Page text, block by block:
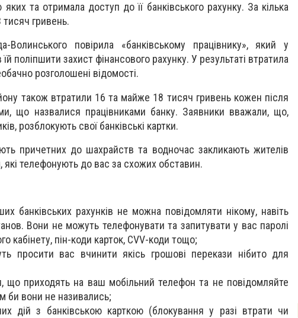
та отримала доступ до її банківського рахунку. За кілька
гривень.
Волинського повірила «банківському працівнику», який у
поліпшити захист фінансового рахунку. У результаті втратила
розголошені відомості.
також втратили 16 та майже 18 тисяч гривень кожен після
що назвалися працівниками банку. Заявники вважали, що,
розблокують свої банківські картки.
причетних до шахрайств та водночас закликають жителів
які телефонують до вас за схожих обставин.
банківських рахунків не можна повідомляти нікому, навіть
Вони не можуть телефонувати та запитувати у вас паролі
кабінету, пін-коди карток, CVV-коди тощо;
просити вас вчинити якісь грошові перекази нібито для
що приходять на ваш мобільний телефон та не повідомляйте
би вони не називались;
дій з банківською карткою (блокування у разі втрати чи